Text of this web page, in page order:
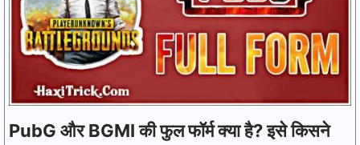
PubG और BGMI की फुल फॉर्म क्या है? इसे किसने